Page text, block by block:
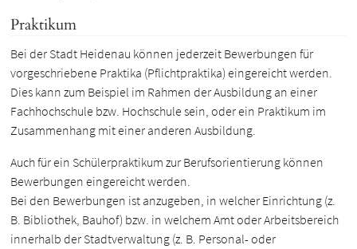
Praktikum
Bei der Stadt Heidenau können jederzeit Bewerbungen für
vorgeschriebene Praktika (Pflichtpraktika) eingereicht werden.
Dies kann zum Beispiel im Rahmen der Ausbildung an einer
Fachhochschule bzw. Hochschule sein, oder ein Praktikum im
Zusammenhang mit einer anderen Ausbildung.
Auch für ein Schülerpraktikum zur Berufsorientierung können
Bewerbungen eingereicht werden.
Bei den Bewerbungen ist anzugeben, in welcher Einrichtung (z.
B. Bibliothek, Bauhof) bzw. in welchem Amt oder Arbeitsbereich
innerhalb der Stadtverwaltung (z. B. Personal- oder